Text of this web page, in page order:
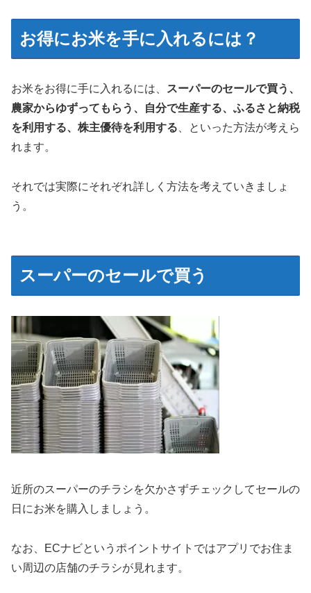
お得にお米を手に入れるには？
お米をお得に手に入れるには、
スーパーのセールで買う、
農家からゆずってもらう、自分で生産する、ふるさと納税
を利用する、株主優待を利用する 、といった方法が考えら
れます。
それでは実際にそれぞれ詳しく方法を考えていきましょ
う。
スーパーのセールで買う
近所のスーパーのチラシを欠かさずチェックしてセールの
日にお米を購入しましょう。
なお、ECナビというポイントサイトではアプリでお住ま
い周辺の店舗のチラシが見れます。